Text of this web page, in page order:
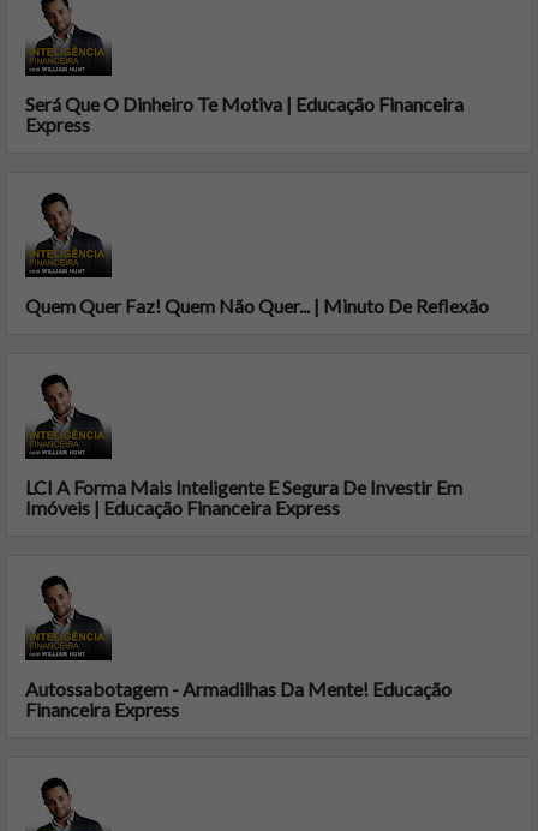
Será Que O Dinheiro Te Motiva | Educação Financeira
Express
Quem Quer Faz! Quem Não Quer... | Minuto De Reflexão
LCI A Forma Mais Inteligente E Segura De Investir Em
Imóveis | Educação Financeira Express
Autossabotagem - Armadilhas Da Mente! Educação
Financeira Express